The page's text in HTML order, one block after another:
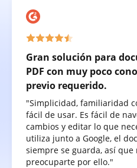
Gran solución para
PDF con muy poco
previo requerido.
"Simplicidad, familiaridad
fácil de usar. Es fácil de
cambios y editar lo que
utiliza junto a Google, el
siempre se guarda, así que
preocuparte por ello."